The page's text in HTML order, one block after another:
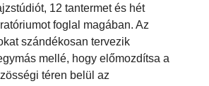
12 tantermet és hét
foglal magában. Az
szándékosan tervezik
mellé, hogy előmozdítsa a
téren belül az